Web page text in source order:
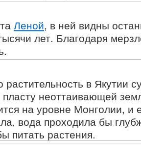
Леной, в ней видны
лет. Благодаря
растительность в Якутии
пласту неоттаивающей
на уровне Монголии, и
вода проходила бы
питать растения.